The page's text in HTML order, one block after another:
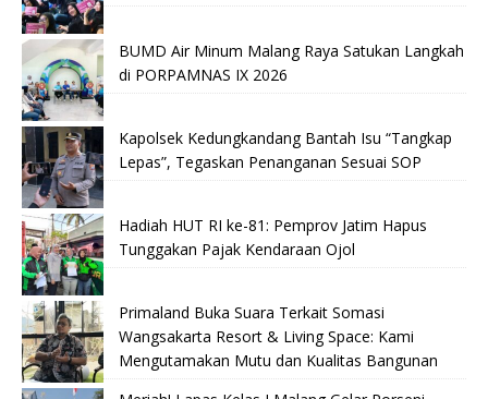
BUMD Air Minum Malang Raya Satukan Langkah
di PORPAMNAS IX 2026
Kapolsek Kedungkandang Bantah Isu “Tangkap
Lepas”, Tegaskan Penanganan Sesuai SOP
Hadiah HUT RI ke-81: Pemprov Jatim Hapus
Tunggakan Pajak Kendaraan Ojol
Primaland Buka Suara Terkait Somasi
Wangsakarta Resort & Living Space: Kami
Mengutamakan Mutu dan Kualitas Bangunan